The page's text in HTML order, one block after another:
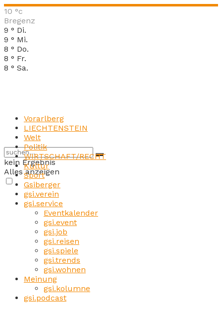
10 °c
Bregenz
9 ° Di.
9 ° Mi.
8 ° Do.
8 ° Fr.
8 ° Sa.
kein Ergebnis
Alles anzeigen
Vorarlberg
LIECHTENSTEIN
Welt
Politik
WIRTSCHAFT/RECHT
Kultur
Sport
Gsiberger
gsi.verein
gsi.service
Eventkalender
gsi.event
gsi.job
gsi.reisen
gsi.spiele
gsi.trends
gsi.wohnen
Meinung
gsi.kolumne
gsi.podcast